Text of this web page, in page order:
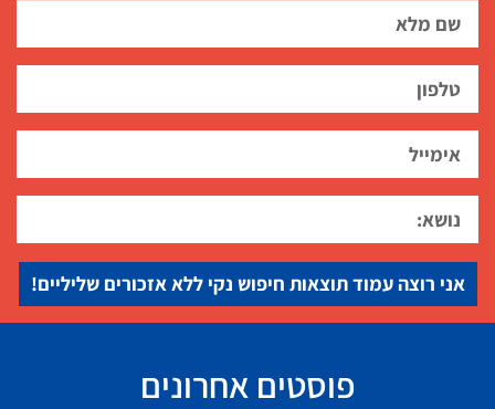
אני רוצה עמוד תוצאות חיפוש נקי ללא אזכורים שליליים!
פוסטים אחרונים